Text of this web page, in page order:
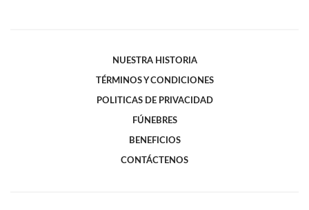
NUESTRA HISTORIA
TÉRMINOS Y CONDICIONES
POLITICAS DE PRIVACIDAD
FÚNEBRES
BENEFICIOS
CONTÁCTENOS